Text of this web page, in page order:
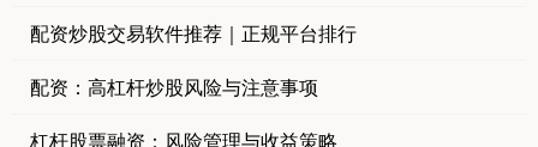
配资炒股交易软件推荐｜正规平台排行
配资：高杠杆炒股风险与注意事项
杠杆股票融资：风险管理与收益策略